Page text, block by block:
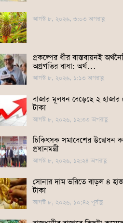
আগস্ট ৮, ২০২৬, ৩:০৩ অপরাহ্ণ
প্রকল্পের ধীর বাস্তবায়নই
অগ্রগতির বাধা: অর্থ…
আগস্ট ৮, ২০২৬, ১:১৩ অপরাহ্ণ
বাজার মূলধন বেড়েছে ২ হাজার
টাকা
আগস্ট ৮, ২০২৬, ১২:৩৩ অপরাহ্ণ
চিকিৎসক সমাবেশের উদ্বোধন
প্রধানমন্ত্রী
আগস্ট ৮, ২০২৬, ১২:২৪ অপরাহ্ণ
সোনার দাম ভ‌রি‌তে বাড়ল ৪
টাকা
আগস্ট ৮, ২০২৬, ১০:৪২ পূর্বাহ্ণ